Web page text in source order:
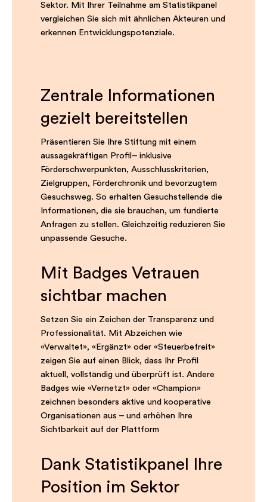
Sektor. Mit Ihrer Teilnahme am Statistikpanel
vergleichen Sie sich mit ähnlichen Akteuren und
erkennen Entwicklungspotenziale.
Zentrale Informationen
gezielt bereitstellen
Präsentieren Sie Ihre Stiftung mit einem
aussagekräftigen Profil– inklusive
Förderschwerpunkten, Ausschlusskriterien,
Zielgruppen, Förderchronik und bevorzugtem
Gesuchsweg. So erhalten Gesuchstellende die
Informationen, die sie brauchen, um fundierte
Anfragen zu stellen. Gleichzeitig reduzieren Sie
unpassende Gesuche.
Mit Badges Vetrauen
sichtbar machen
Setzen Sie ein Zeichen der Transparenz und
Professionalität. Mit Abzeichen wie
«Verwaltet», «Ergänzt» oder «Steuerbefreit»
zeigen Sie auf einen Blick, dass Ihr Profil
aktuell, vollständig und überprüft ist. Andere
Badges wie «Vernetzt» oder «Champion»
zeichnen besonders aktive und kooperative
Organisationen aus – und erhöhen Ihre
Sichtbarkeit auf der Plattform
Dank Statistikpanel Ihre
Position im Sektor